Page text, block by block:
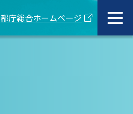
都庁総合ホームページ